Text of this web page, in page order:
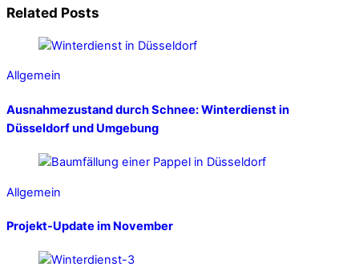
Related Posts
Allgemein
Ausnahmezustand durch Schnee: Winterdienst in
Düsseldorf und Umgebung
Allgemein
Projekt-Update im November